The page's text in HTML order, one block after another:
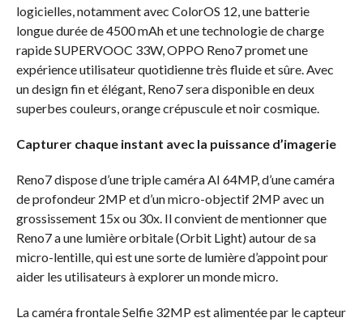
logicielles, notamment avec ColorOS 12, une batterie
longue durée de 4500 mAh et une technologie de charge
rapide SUPERVOOC 33W, OPPO Reno7 promet une
expérience utilisateur quotidienne très fluide et sûre. Avec
un design fin et élégant, Reno7 sera disponible en deux
superbes couleurs, orange crépuscule et noir cosmique.
Capturer chaque instant avec la puissance d’imagerie
Reno7 dispose d’une triple caméra AI 64MP, d’une caméra
de profondeur 2MP et d’un micro-objectif 2MP avec un
grossissement 15x ou 30x. Il convient de mentionner que
Reno7 a une lumière orbitale (Orbit Light) autour de sa
micro-lentille, qui est une sorte de lumière d’appoint pour
aider les utilisateurs à explorer un monde micro.
La caméra frontale Selfie 32MP est alimentée par le capteur